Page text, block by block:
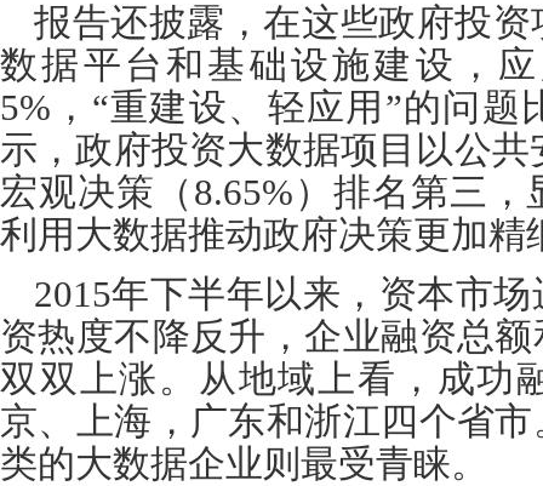
报告还披露，在这些政府投
数据平台和基础设施建设，
5% ， “重建设、轻应用 ”的问题
示，政府投资大数据项目以公共
宏观决策（ 8.65% ）排名第三
利用大数据推动政府决策更加精
2015年下半年以来，资本市
资热度不降反升，企业融资总
双双上涨。从地域上看，成功
京、上海，广东和浙江四个省
类的大数据企业则最受青睐。